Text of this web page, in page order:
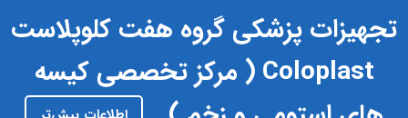
تجهیزات پزشکی گروه هفت کلوپلاست
Coloplast ( مرکز تخصصی کیسه